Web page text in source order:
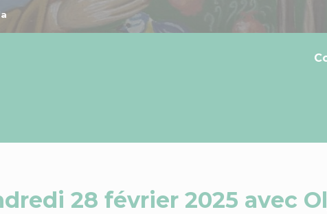
28 février 2025 avec